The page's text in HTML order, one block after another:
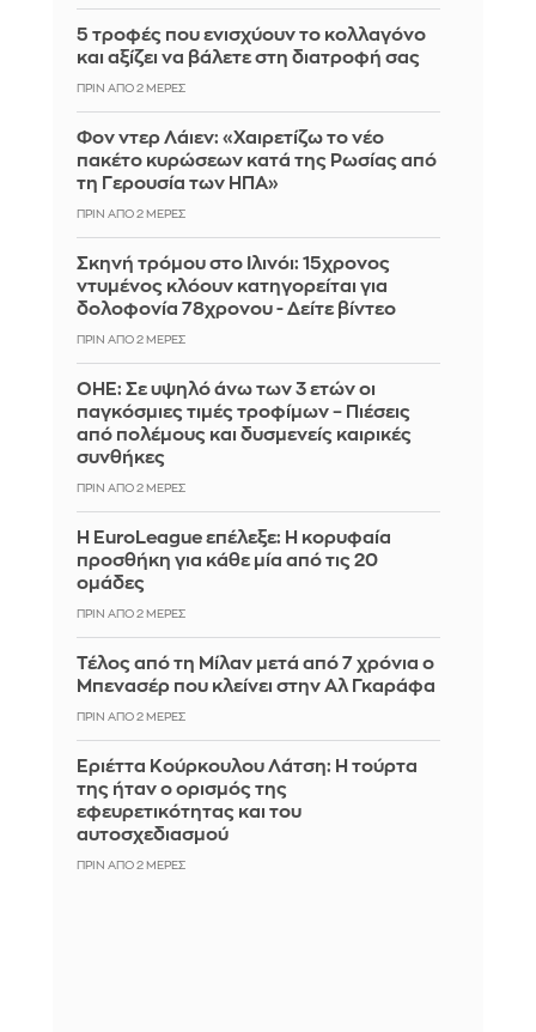
5 τροφές που ενισχύουν το κολλαγόνο
και αξίζει να βάλετε στη διατροφή σας
ΠΡΙΝ ΑΠΌ 2 ΜΈΡΕΣ
Φον ντερ Λάιεν: «Χαιρετίζω το νέο
πακέτο κυρώσεων κατά της Ρωσίας από
τη Γερουσία των ΗΠΑ»
ΠΡΙΝ ΑΠΌ 2 ΜΈΡΕΣ
Σκηνή τρόμου στο Ιλινόι: 15χρονος
ντυμένος κλόουν κατηγορείται για
δολοφονία 78χρονου - Δείτε βίντεο
ΠΡΙΝ ΑΠΌ 2 ΜΈΡΕΣ
ΟΗΕ: Σε υψηλό άνω των 3 ετών οι
παγκόσμιες τιμές τροφίμων – Πιέσεις
από πολέμους και δυσμενείς καιρικές
συνθήκες
ΠΡΙΝ ΑΠΌ 2 ΜΈΡΕΣ
Η EuroLeague επέλεξε: Η κορυφαία
προσθήκη για κάθε μία από τις 20
ομάδες
ΠΡΙΝ ΑΠΌ 2 ΜΈΡΕΣ
Τέλος από τη Μίλαν μετά από 7 χρόνια ο
Μπενασέρ που κλείνει στην Αλ Γκαράφα
ΠΡΙΝ ΑΠΌ 2 ΜΈΡΕΣ
Εριέττα Κούρκουλου Λάτση: Η τούρτα
της ήταν ο ορισμός της
εφευρετικότητας και του
αυτοσχεδιασμού
ΠΡΙΝ ΑΠΌ 2 ΜΈΡΕΣ